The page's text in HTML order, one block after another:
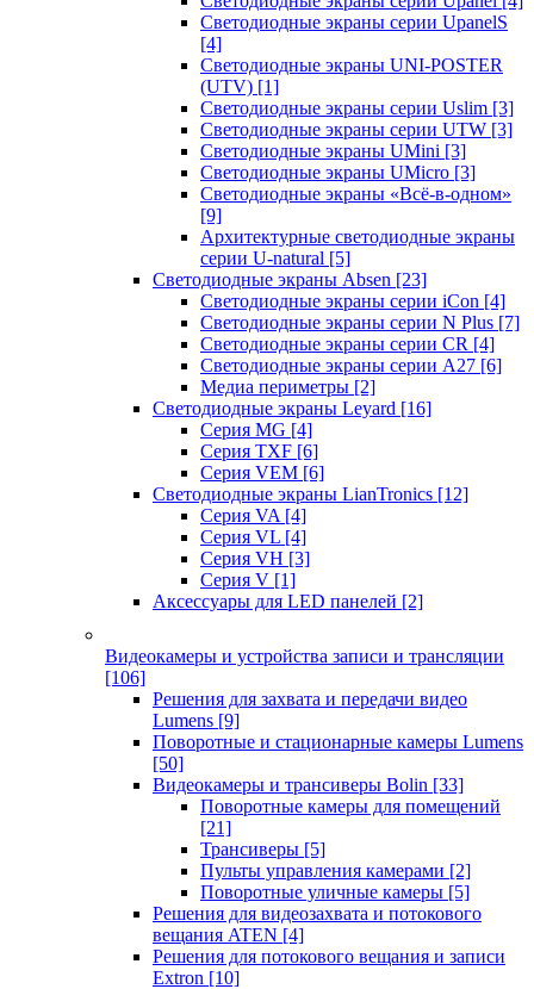
Светодиодные экраны серии UpanelS
[4]
Светодиодные экраны UNI-POSTER
(UTV) [1]
Светодиодные экраны серии Uslim [3]
Светодиодные экраны серии UTW [3]
Светодиодные экраны UMini [3]
Светодиодные экраны UMicro [3]
Светодиодные экраны «Всё-в-одном»
[9]
Архитектурные светодиодные экраны
серии U-natural [5]
Светодиодные экраны Absen [23]
Светодиодные экраны серии iCon [4]
Светодиодные экраны серии N Plus [7]
Светодиодные экраны серии CR [4]
Светодиодные экраны серии А27 [6]
Медиа периметры [2]
Светодиодные экраны Leyard [16]
Серия MG [4]
Серия TXF [6]
Серия VEM [6]
Светодиодные экраны LianTronics [12]
Серия VA [4]
Серия VL [4]
Серия VH [3]
Серия V [1]
Аксессуары для LED панелей [2]
Видеокамеры и устройства записи и трансляции
[106]
Решения для захвата и передачи видео
Lumens [9]
Поворотные и стационарные камеры Lumens
[50]
Видеокамеры и трансиверы Bolin [33]
Поворотные камеры для помещений
[21]
Трансиверы [5]
Пульты управления камерами [2]
Поворотные уличные камеры [5]
Решения для видеозахвата и потокового
вещания ATEN [4]
Решения для потокового вещания и записи
Extron [10]